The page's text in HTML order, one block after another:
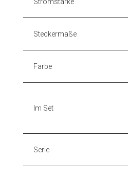
Steckermaße
Farbe
Im Set
Serie